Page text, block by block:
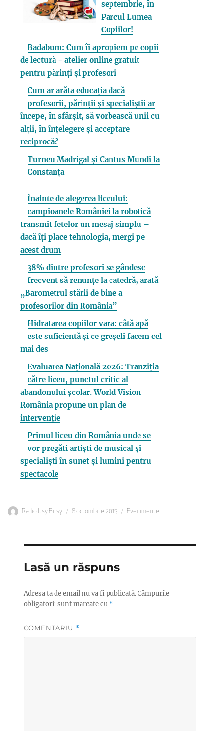
septembrie, în
Parcul Lumea
Copiilor!
Badabum: Cum îi apropiem pe copii
de lectură - atelier online gratuit
pentru părinți și profesori
Cum ar arăta educația dacă
profesorii, părinții și specialiștii ar
începe, în sfârșit, să vorbească unii cu
alții, în înțelegere și acceptare
reciprocă?
Turneu Madrigal și Cantus Mundi la
Constanța
Înainte de alegerea liceului:
campioanele României la robotică
transmit fetelor un mesaj simplu –
dacă îți place tehnologia, mergi pe
acest drum
38% dintre profesori se gândesc
frecvent să renunțe la catedră, arată
„Barometrul stării de bine a
profesorilor din România”
Hidratarea copiilor vara: câtă apă
este suficientă și ce greșeli facem cel
mai des
Evaluarea Națională 2026: Tranziția
către liceu, punctul critic al
abandonului școlar. World Vision
România propune un plan de
intervenție
Primul liceu din România unde se
vor pregăti artiști de musical și
specialiști în sunet și lumini pentru
spectacole
Autor
Radio Itsy Bitsy
Publicat
8 octombrie 2015 Categorii
Evenimente
Lasă un răspuns
Adresa ta de email nu va fi publicată.Câmpurile
obligatorii sunt marcate cu *
COMENTARIU *